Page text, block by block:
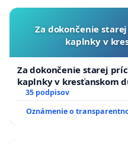
Za dokončenie
kaplnky v
Za dokončenie starej
kaplnky v kresťanskom
35 podpisov
Oznámenie o